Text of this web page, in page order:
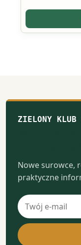
na
ZIELONY KLUB
Nowe surowce,
praktyczne
Adres
e-
mail